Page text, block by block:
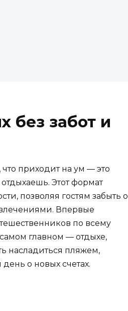
без забот и
приходит на ум — это
Этот формат
позволяя гостям забыть о
Впервые
по всему
главном — отдыхе,
насладиться пляжем,
о новых счетах.